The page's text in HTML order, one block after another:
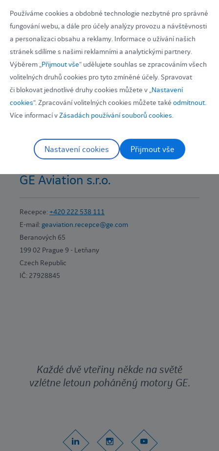
Najděte si kontakt pro dané oddělení ve vašem regionu
GE Aviation s.r.o.
Recepce: +420 222 538 111
E-mail: geaviation.recepce@ge.com
Beranových 65
199 02 Prague 9 - Letňany
Czech Republic
IČ: 27928845
Každé dvě vteřiny někde na světě
vzlétne letoun poháněný motory GE.
Používáme cookies a obdobné technologie nezbytné pro správné
fungování webu, a dále pro účely analýzy provozu a návštěvnosti
a personalizaci obsahu a reklamy. Informace o užívání našich
stránek sdílíme s našimi reklamními a analytickými partnery.
Výběrem „Přijmout vše“ udělujete souhlas se zpracováním všech
volitelných druhů cookies pro tyto zmíněné účely. Spravovat
či blokovat jednotlivé druhy cookies můžete v „Nastavení
cookies“. Zpracování volitelných cookies můžete také odmítnout.
Více informací vZásadách používání souborů cookies.
Nastavení cookies Přijmout vše